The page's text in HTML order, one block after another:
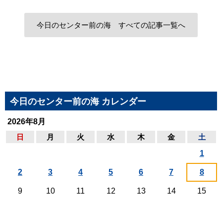
今日のセンター前の海 すべての記事一覧へ
今日のセンター前の海 カレンダー
2026年8月
日
月 火 水 木 金 土
1
2 3 4 5 6 7 8
9 10 11 12 13 14 15